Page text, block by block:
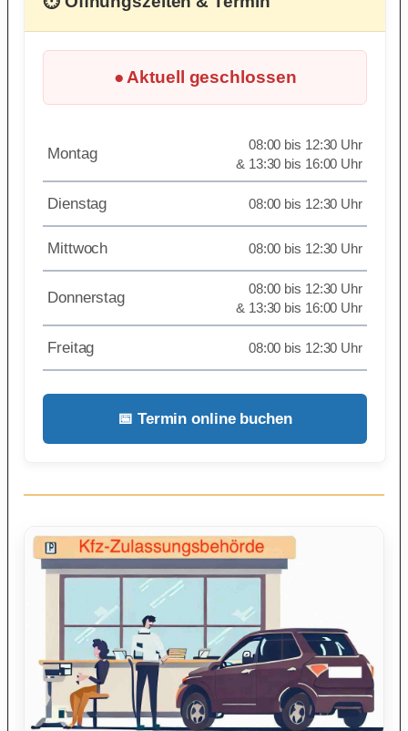
● Aktuell geschlossen
Montag
08:00 bis 12:30 Uhr
& 13:30 bis 16:00 Uhr
Dienstag 08:00 bis 12:30 Uhr
Mittwoch 08:00 bis 12:30 Uhr
Donnerstag
08:00 bis 12:30 Uhr
& 13:30 bis 16:00 Uhr
Freitag 08:00 bis 12:30 Uhr
📅 Termin online buchen